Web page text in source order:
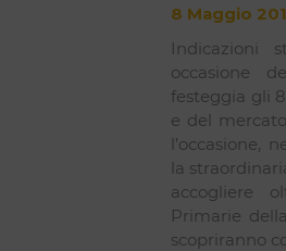
8 Maggio
Indicazioni
occasione
festeggia gli
e del
l’occasione,
la
accogliere
Primarie
scopriranno